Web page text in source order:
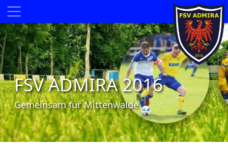
FSV ADMIRA 2016
Gemeinsam für Mittenwalde